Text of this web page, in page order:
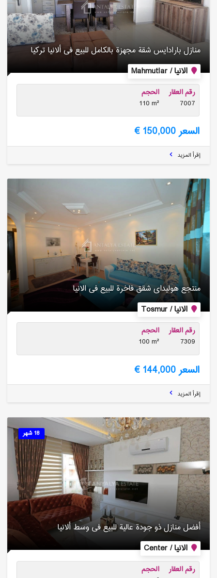
الانيا / Mahmutlar
منازل بارادایس شقة مجهزة بالكامل للبیع فی ألانیا تركیا
رقم العقار
7007
الحجم
110 m²
السعر 150,000 €
إقرأ المزيد
الانيا / Tosmur
منتجع هولیدای شقق فاخرة للبیع فی الانیا
رقم العقار
7309
الحجم
100 m²
السعر 144,000 €
إقرأ المزيد
18 شهر
الانيا / Center
أفضل منازل ذو جودة عالیة للبیع فی وسط ألانیا
رقم العقار
الحجم